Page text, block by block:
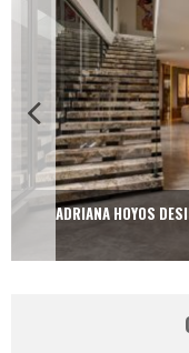
ADRIANA HOYOS